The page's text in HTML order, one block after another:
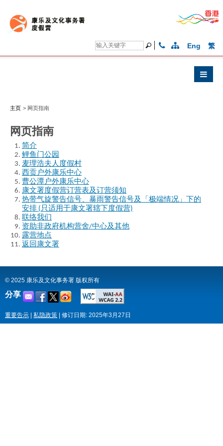
Eng 繁
主页 > 网页指南
网页指南
简介
鲤鱼门公园
麦理浩夫人度假村
西贡户外康乐中心
曹公潭户外康乐中心
康文署度假营订营表及订营须知
热带气旋警告信号、暴雨警告信号及「极端情况」下的
安排 (只适用于康文署辖下度假营)
联络我们
资助非政府机构营舍/中心及其他
露营地点
返回康文署
© 2025 康乐及文化事务署 版权所有
分享
重要告示 | 私隐政策 | 修订日期: 2025年3月27日